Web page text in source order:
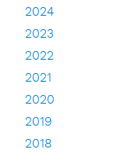
2024
2023
2022
2021
2020
2019
2018